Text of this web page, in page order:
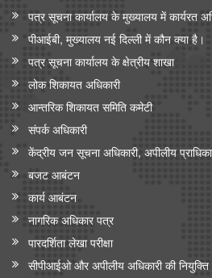
पत्र सूचना कार्यालय के मुख्यालय में कार्यरत
पीआईबी, मुख्यालय नई दिल्ली में कौन क्या है।
पत्र सूचना कार्यालय के क्षेत्रीय शाखा
लोक शिकायत अधिकारी
आन्‍तरिक शिकायत समिति कमेटी
संपर्क अधिकारी
केंद्रीय जन सूचना अधिकारी, अपीलीय
बजट आबंटन
कार्य आबंटन
नागरिक अधिकार पत्र
पारदर्शिता लेखा परीक्षा
सीपीआईओ और अपी‍लीय अधिकारी की नियुक्ति